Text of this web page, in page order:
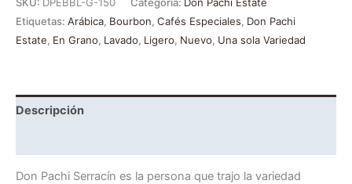
Etiquetas: Arábica, Bourbon, Cafés Especiales, Don Pachi
Estate, En Grano, Lavado, Ligero, Nuevo, Una sola Variedad
Descripción
Don Pachi Serracín es la persona que trajo la variedad